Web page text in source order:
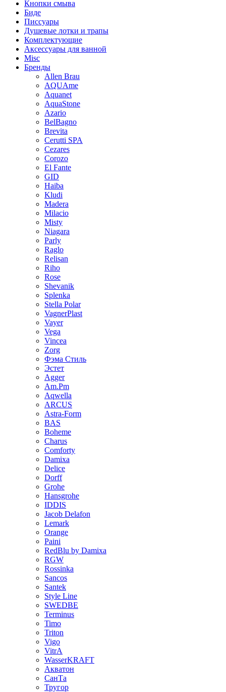
Кнопки смыва
Биде
Писсуары
Душевые лотки и трапы
Комплектующие
Аксессуары для ванной
Misc
Бренды
Allen Brau
AQUAme
Aquanet
AquaStone
Azario
BelBagno
Brevita
Cerutti SPA
Cezares
Corozo
El Fante
GID
Haiba
Kludi
Madera
Milacio
Misty
Niagara
Parly
Raglo
Relisan
Riho
Rose
Shevanik
Splenka
Stella Polar
VagnerPlast
Vayer
Vega
Vincea
Zorg
Фэма Стиль
Эстет
Agger
Am.Pm
Aqwella
ARCUS
Astra-Form
BAS
Boheme
Charus
Comforty
Damixa
Delice
Dorff
Grohe
Hansgrohe
IDDIS
Jacob Delafon
Lemark
Orange
Paini
RedBlu by Damixa
RGW
Rossinka
Sancos
Santek
Style Line
SWEDBE
Terminus
Timo
Triton
Vigo
VitrA
WasserKRAFT
Акватон
СанТа
Тругор